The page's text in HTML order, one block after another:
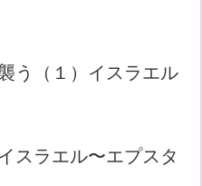
う（１）イスラエル
スラエル〜エプスタ